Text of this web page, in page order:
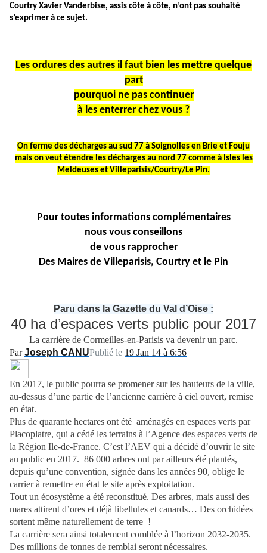
Courtry Xavier Vanderbise, assis côte à côte, n’ont pas souhaité
s’exprimer à ce sujet.
Les ordures des autres il faut bien les mettre quelque
part
pourquoi ne pas continuer
à les enterrer chez vous ?
On ferme des décharges au sud 77 à Soignolles en Brie et Fouju
mais on veut étendre les décharges au nord 77 comme à Isles les
Meldeuses et Villeparisis/Courtry/Le Pin.
Pour toutes informations complémentaires
nous vous conseillons
de vous rapprocher
Des Maires de Villeparisis, Courtry et le Pin
Paru dans la Gazette du Val d’Oise :
40 ha d’espaces verts public pour 2017
La carrière de Cormeilles-en-Parisis va devenir un parc.
ParJoseph CANUPublié le 19 Jan 14 à 6:56
En 2017, le public pourra se promener sur les hauteurs de la ville,
au-dessus d’une partie de l’ancienne carrière à ciel ouvert, remise
en état.
Plus de quarante hectares ont été aménagés en espaces verts par
Placoplatre, qui a cédé les terrains à l’Agence des espaces verts de
la Région Ile-de-France. C’est l’AEV qui a décidé d’ouvrir le site
au public en 2017. 86 000 arbres ont par ailleurs été plantés,
depuis qu’une convention, signée dans les années 90, oblige le
carrier à remettre en état le site après exploitation.
Tout un écosystème a été reconstitué. Des arbres, mais aussi des
mares attirent d’ores et déjà libellules et canards… Des orchidées
sortent même naturellement de terre !
La carrière sera ainsi totalement comblée à l’horizon 2032-2035.
Des millions de tonnes de remblai seront nécessaires.